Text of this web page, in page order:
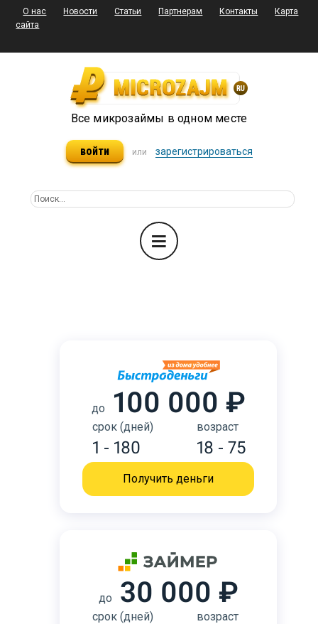
О нас Новости Статьи Партнерам Контакты
Карта
сайта
Все микрозаймы в одном месте
войти или зарегистрироваться
до 100 000 ₽
срок (дней)
1 - 180
возраст
18 - 75
Получить деньги
до 30 000 ₽
срок (дней) возраст